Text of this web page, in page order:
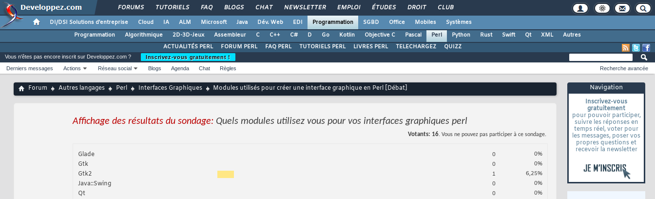
FORUMS TUTORIELS FAQ BLOGS CHAT NEWSLETTER EMPLOI ÉTUDES DROIT CLUB
DI/DSI Solutions d'entreprise Cloud IA ALM Microsoft Java Dév. Web EDI Programmation SGBD Office Mobiles
Systèmes
Programmation
Algorithmique 2D-3D-Jeux Assembleur C C++ C# D Go Kotlin Objective C Pascal Perl Python Rust Swift Qt XML
Autres
ACTUALITÉS PERL
FORUM PERL FAQ PERL TUTORIELS PERL LIVRES PERL TELECHARGEZ QUIZZ
Navigation
Inscrivez-vous
gratuitement
pour pouvoir participer,
suivre les réponses en
temps réel, voter pour
les messages, poser vos
propres questions et
recevoir la newsletter
Vous n'êtes pas encore inscrit sur Developpez.com ?
Inscrivez-vous gratuitement !
Derniers messages
Actions Réseau social Blogs Agenda Chat Règles Recherche avancée
Forum Autres langages Perl Interfaces Graphiques Modules utilisés pour créer une interface graphique en Perl [Débat]
Affichage des résultats du sondage: Quels modules utilisez vous pour vos interfaces graphiques perl
Votants 16. Vous ne pouvez pas participer à ce sondage.
Glade 0 0%
Gtk 0 0%
Gtk2 1 6,25%
Java::Swing 0 0%
Qt 0 0%